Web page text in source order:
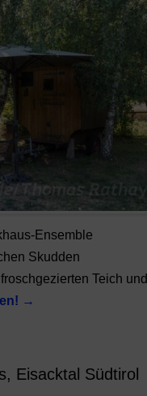
Ensemble
Skudden
Teich und
→
Eisacktal Südtirol